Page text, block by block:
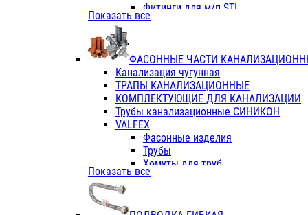
Трубы армированные
Трубы армированные
Фитинги с металл. серые
Фитинги ПП (серые)
Фитинги ПП белые
Краны
Фитинги ПП (белые)
Фитинги ПП с металлом белые
ПК КОНТУР
Краны полипропиленовые
Трубы полипропиленивые
Фитинги для м/п STI
Фитинги для МП труб TITAN
TK
VALFEX
Показать все
ФАСОННЫЕ ЧАСТИ
Канализация чугунная
ТРАПЫ КАНАЛИЗАЦИОННЫЕ
КОМПЛЕКТУЮЩИЕ ДЛЯ КАНАЛИЗАЦИИ
Трубы канализационные СИНИКОН
VALFEX
Фасонные изделия
Трубы
Хомуты для труб
ПВХ (стройполимер)
Показать все